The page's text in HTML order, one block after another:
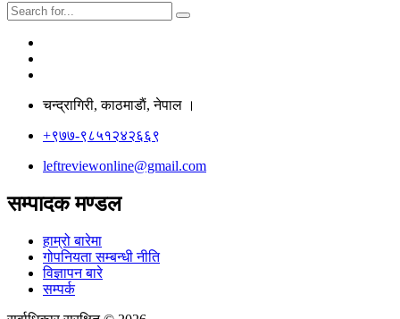
चन्द्रागिरी, काठमाडाैं, नेपाल ।
+९७७-९८५१२४२६६९
leftreviewonline@gmail.com
सम्पादक मण्डल
हाम्रो बारेमा
गोपनियता सम्बन्धी नीति
विज्ञापन बारे
सम्पर्क